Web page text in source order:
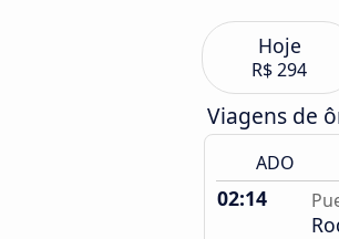
Hoje
R$ 294
Viagens de
ADO
02:14